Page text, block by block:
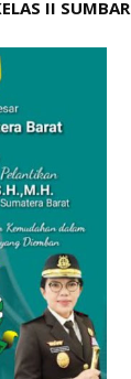
II SUMBAR